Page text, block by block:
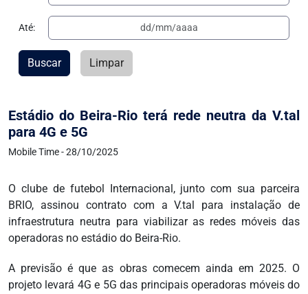
Estádio do Beira-Rio terá rede neutra da V.tal
para 4G e 5G
Mobile Time - 28/10/2025
O clube de futebol Internacional, junto com sua parceira
BRIO, assinou contrato com a V.tal para instalação de
infraestrutura neutra para viabilizar as redes móveis das
operadoras no estádio do Beira-Rio.
A previsão é que as obras comecem ainda em 2025. O
projeto levará 4G e 5G das principais operadoras móveis do
Até:
Buscar Limpar